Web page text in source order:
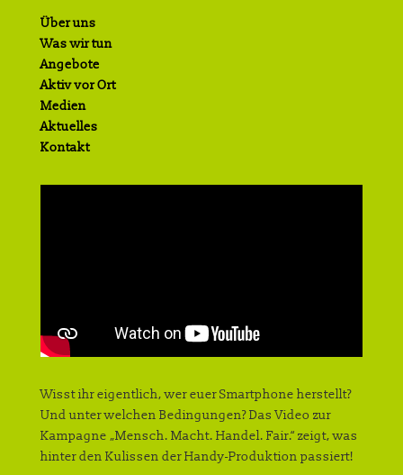
Über uns
Was wir tun
Angebote
Aktiv vor Ort
Medien
Aktuelles
Kontakt
Wisst ihr eigentlich, wer euer Smartphone herstellt?
Und unter welchen Bedingungen? Das Video zur
Kampagne „Mensch. Macht. Handel. Fair.“ zeigt, was
hinter den Kulissen der Handy-Produktion passiert!